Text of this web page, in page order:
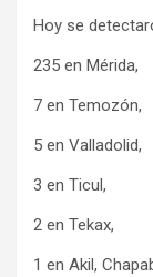
Hoy se
235 en Mérida,
7 en Temozón,
5 en Valladolid,
3 en Ticul,
2 en Tekax,
1 en Akil,